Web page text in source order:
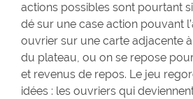
actions possibles sont pourtant
dé sur une case action pouvant
ouvrier sur une carte adjacente
du plateau, ou on se repose
et revenus de repos. Le jeu
idées : les ouvriers qui